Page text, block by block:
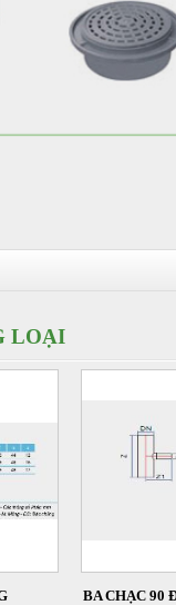
LOẠI
BA CHẠC 90